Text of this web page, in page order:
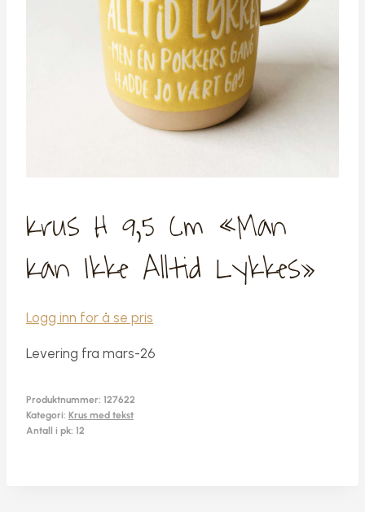
Krus H 9,5 Cm «Man
Kan Ikke Alltid Lykkes»
Logg inn for å se pris
Levering fra mars-26
Produktnummer: 127622
Kategori: Krus med tekst
Antall i pk: 12